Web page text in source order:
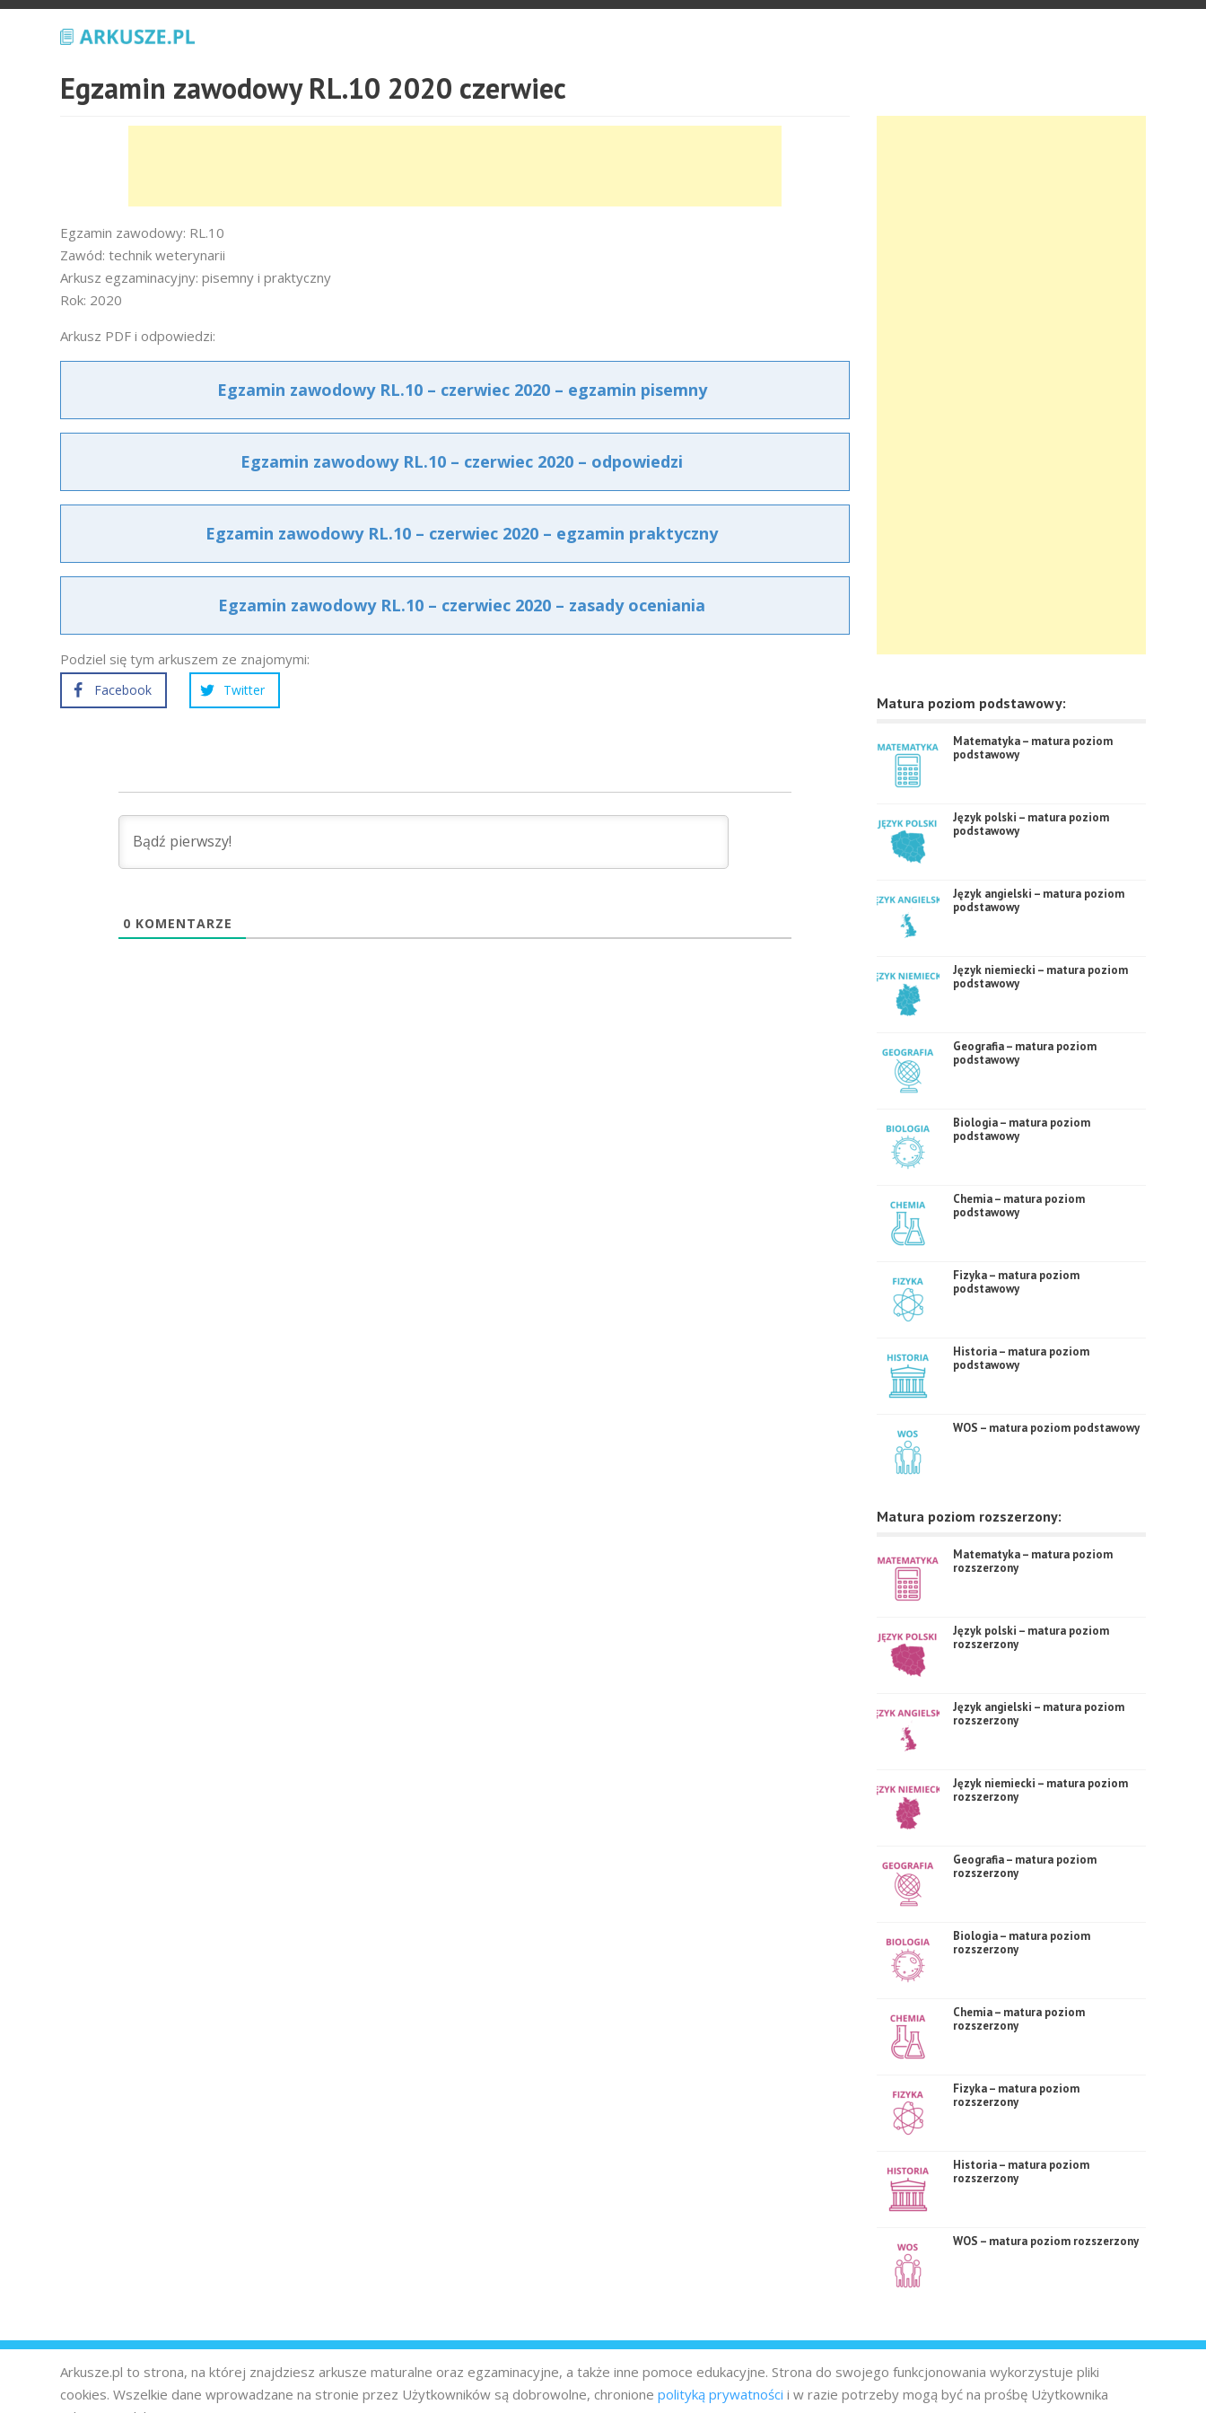
Egzamin zawodowy RL.10 2020 czerwiec
Egzamin zawodowy: RL.10
Zawód: technik weterynarii
Arkusz egzaminacyjny: pisemny i praktyczny
Rok: 2020
Arkusz PDF i odpowiedzi:
Egzamin zawodowy RL.10 – czerwiec 2020 – egzamin pisemny
Egzamin zawodowy RL.10 – czerwiec 2020 – odpowiedzi
Egzamin zawodowy RL.10 – czerwiec 2020 – egzamin praktyczny
Egzamin zawodowy RL.10 – czerwiec 2020 – zasady oceniania
Podziel się tym arkuszem ze znajomymi:
Facebook Twitter
0 KOMENTARZE
Matura poziom podstawowy:
Matematyka – matura poziom
podstawowy
Język polski – matura poziom
podstawowy
Język angielski – matura poziom
podstawowy
Język niemiecki – matura poziom
podstawowy
Geografia – matura poziom
podstawowy
Biologia – matura poziom
podstawowy
Chemia – matura poziom
podstawowy
Fizyka – matura poziom
podstawowy
Historia – matura poziom
podstawowy
WOS – matura poziom podstawowy
Matura poziom rozszerzony:
Matematyka – matura poziom
rozszerzony
Język polski – matura poziom
rozszerzony
Język angielski – matura poziom
rozszerzony
Język niemiecki – matura poziom
rozszerzony
Geografia – matura poziom
rozszerzony
Biologia – matura poziom
rozszerzony
Chemia – matura poziom
rozszerzony
Fizyka – matura poziom
rozszerzony
Historia – matura poziom
rozszerzony
WOS – matura poziom rozszerzony
Arkusze.pl to strona, na której znajdziesz arkusze maturalne oraz egzaminacyjne, a także inne pomoce edukacyjne. Strona do swojego funkcjonowania wykorzystuje pliki
cookies. Wszelkie dane wprowadzane na stronie przez Użytkowników są dobrowolne, chronione polityką prywatności i w razie potrzeby mogą być na prośbę Użytkownika